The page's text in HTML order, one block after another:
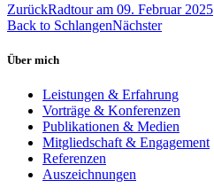
ZurückRadtour am 09. Februar 2025
Back to SchlangenNächster
Über mich
Leistungen & Erfahrung
Vorträge & Konferenzen
Publikationen & Medien
Mitgliedschaft & Engagement
Referenzen
Auszeichnungen